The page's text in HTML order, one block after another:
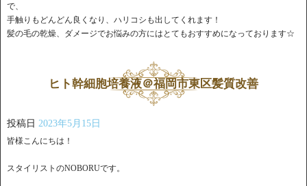
で、
手触りもどんどん良くなり、ハリコシも出してくれます！
髪の毛の乾燥、ダメージでお悩みの方にはとてもおすすめになっております☆
ヒト幹細胞培養液＠福岡市東区髪質改善
投稿日 2023年5月15日
皆様こんにちは！
スタイリストのNOBORUです。